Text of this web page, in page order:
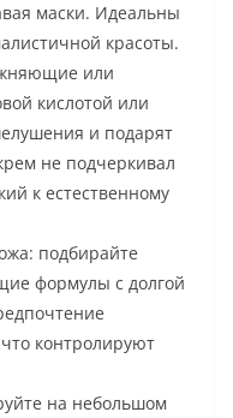
маски. Идеальны
красоты.
или
кислотой или
и подарят
не подчеркивал
к естественному
подбирайте
формулы с долгой
контролируют
на небольшом